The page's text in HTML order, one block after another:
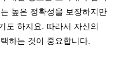
높은 정확성을 보장하지만
도 하지요. 따라서 자신의
하는 것이 중요합니다.